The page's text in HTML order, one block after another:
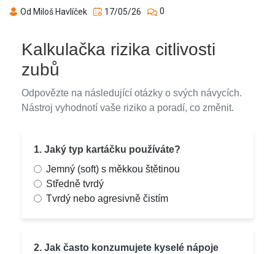
Od Miloš Havlíček 17/05/26 0
Kalkulačka rizika citlivosti
zubů
Odpovězte na následující otázky o svých návycích.
Nástroj vyhodnotí vaše riziko a poradí, co změnit.
1. Jaký typ kartáčku používáte?
Jemný (soft) s měkkou štětinou
Středně tvrdý
Tvrdý nebo agresivně čistím
2. Jak často konzumujete kyselé nápoje